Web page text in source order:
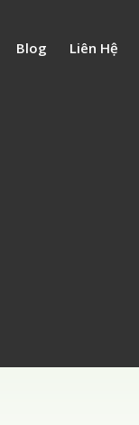
Blog Liên Hệ